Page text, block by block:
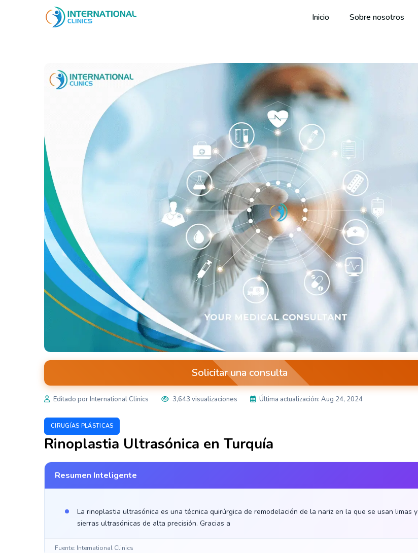
Inicio Sobre nosotros
Solicitar una consulta
Editado por International Clinics 3,643 visualizaciones Última actualización: Aug 24, 2024
CIRUGÍAS PLÁSTICAS
Rinoplastia Ultrasónica en Turquía
Resumen Inteligente
La rinoplastia ultrasónica es una técnica quirúrgica de remodelación de la nariz en la que se usan limas y
sierras ultrasónicas de alta precisión. Gracias a
Fuente: International Clinics